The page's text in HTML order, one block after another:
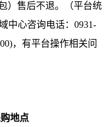
）售后不退。（平台统
中心咨询电话：0931-
，有平台操作相关问
地点